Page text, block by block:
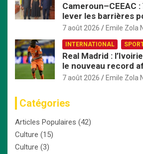
Cameroun–CEEAC
lever les barrières
l’intégration
7 août 2026 Emile Zola
INTERNATIONAL
Real Madrid :
le nouveau record
millions d’euros
7 août 2026 Emile Zola
Catégories
Articles Populaires (42)
Culture (15)
Culture (3)